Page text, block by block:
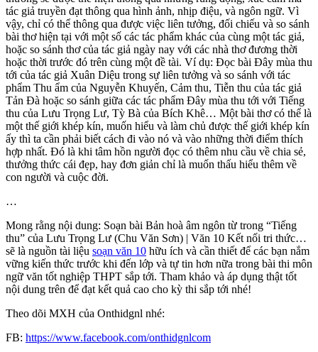
tác giả truyền đạt thông qua hình ảnh, nhịp điệu, và ngôn ngữ. Vì
vậy, chỉ có thể thông qua được việc liên tưởng, đối chiếu và so sánh
bài thơ hiện tại với một số các tác phẩm khác của cùng một tác giả,
hoặc so sánh thơ của tác giả ngày nay với các nhà thơ đương thời
hoặc thời trước đó trên cùng một đề tài. Ví dụ: Đọc bài Đây mùa thu
tới của tác giả Xuân Diệu trong sự liên tưởng và so sánh với tác
phẩm Thu ẩm của Nguyễn Khuyến, Cảm thu, Tiễn thu của tác giả
Tản Đà hoặc so sánh giữa các tác phẩm Đây mùa thu tới với Tiếng
thu của Lưu Trọng Lư, Tỳ Bà của Bích Khê… Một bài thơ có thể là
một thế giới khép kín, muốn hiểu và làm chủ được thế giới khép kín
ấy thì ta cần phải biết cách đi vào nó và vào những thời điểm thích
hợp nhất. Đó là khi tâm hồn người đọc có thêm nhu cầu về chia sẻ,
thưởng thức cái đẹp, hay đơn giản chỉ là muốn thấu hiểu thêm về
con người và cuộc đời.
…
Mong rằng nội dung: Soạn bài Bản hoà âm ngôn từ trong “Tiếng
thu” của Lưu Trọng Lư (Chu Văn Sơn) | Văn 10 Kết nối tri thức…
sẽ là nguồn tài liệu soạn văn 10 hữu ích và cần thiết để các bạn nắm
vững kiến thức trước khi đến lớp và tự tin hơn nữa trong bài thi môn
ngữ văn tốt nghiệp THPT sắp tới. Tham khảo và áp dụng thật tốt
nội dung trên để đạt kết quả cao cho kỳ thi sắp tới nhé!
Theo dõi MXH của Onthidgnl nhé:
FB: https://www.facebook.com/onthidgnlcom